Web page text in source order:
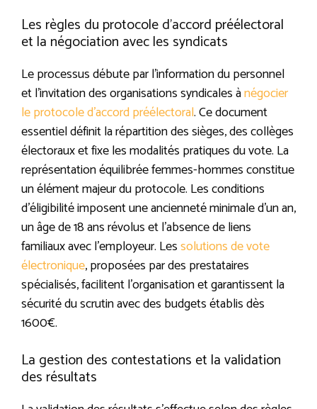
Les règles du protocole d’accord préélectoral
et la négociation avec les syndicats
Le processus débute par l’information du personnel
et l’invitation des organisations syndicales ànégocier
le protocole d’accord préélectoral. Ce document
essentiel définit la répartition des sièges, des collèges
électoraux et fixe les modalités pratiques du vote. La
représentation équilibrée femmes-hommes constitue
un élément majeur du protocole. Les conditions
d’éligibilité imposent une ancienneté minimale d’un an,
un âge de 18 ans révolus et l’absence de liens
familiaux avec l’employeur. Lessolutions de vote
électronique, proposées par des prestataires
spécialisés, facilitent l’organisation et garantissent la
sécurité du scrutin avec des budgets établis dès
1600€.
La gestion des contestations et la validation
des résultats